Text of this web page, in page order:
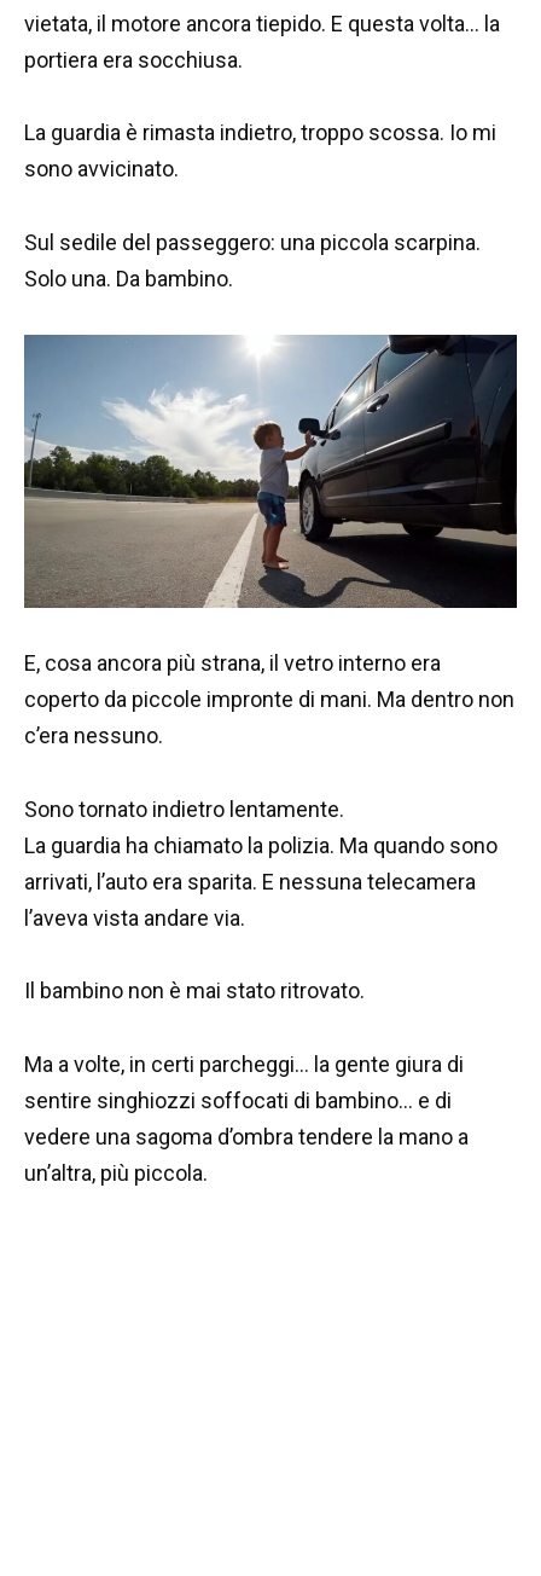
vietata, il motore ancora tiepido. E questa volta… la
portiera era socchiusa.
La guardia è rimasta indietro, troppo scossa. Io mi
sono avvicinato.
Sul sedile del passeggero: una piccola scarpina.
Solo una. Da bambino.
E, cosa ancora più strana, il vetro interno era
coperto da piccole impronte di mani. Ma dentro non
c’era nessuno.
Sono tornato indietro lentamente.
La guardia ha chiamato la polizia. Ma quando sono
arrivati, l’auto era sparita. E nessuna telecamera
l’aveva vista andare via.
Il bambino non è mai stato ritrovato.
Ma a volte, in certi parcheggi… la gente giura di
sentire singhiozzi soffocati di bambino… e di
vedere una sagoma d’ombra tendere la mano a
un’altra, più piccola.